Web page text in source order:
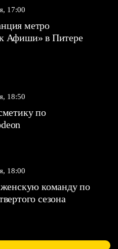
17:00
метро
Афиши» в Питере
18:50
по
18:00
женскую команду по
сезона